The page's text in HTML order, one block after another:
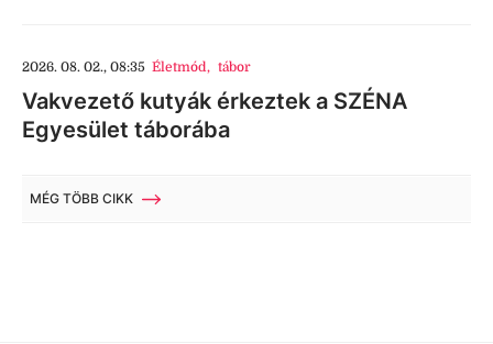
2026. 08. 02., 08:35 Életmód, tábor
Vakvezető kutyák érkeztek a SZÉNA
Egyesület táborába
MÉG TÖBB CIKK